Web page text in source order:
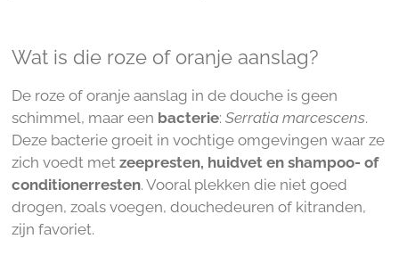
Wat is die roze of oranje aanslag?
De roze of oranje aanslag in de douche is geen
schimmel, maar een bacterie: Serratia marcescens.
Deze bacterie groeit in vochtige omgevingen waar ze
zich voedt met zeepresten, huidvet en shampoo- of
conditionerresten. Vooral plekken die niet goed
drogen, zoals voegen, douchedeuren of kitranden,
zijn favoriet.